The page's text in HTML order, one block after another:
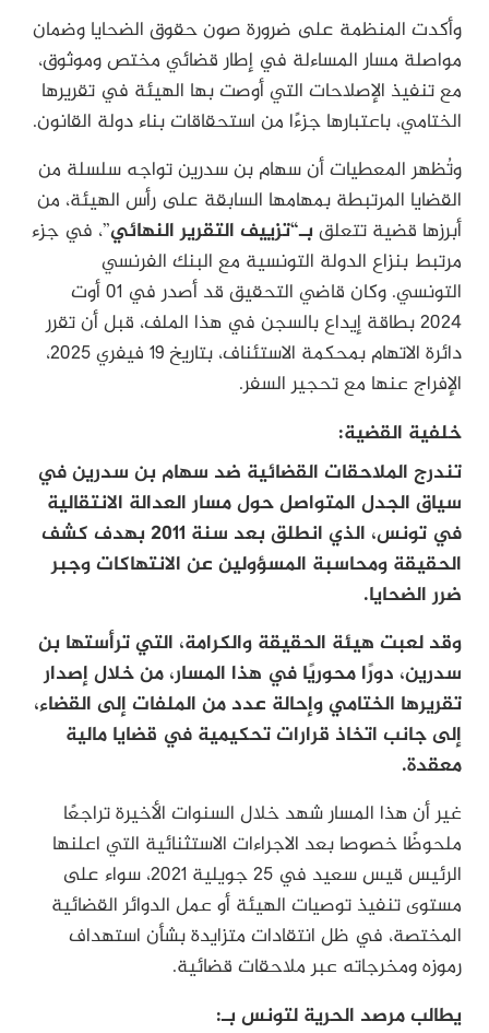
وأكدت المنظمة على ضرورة صون حقوق الضحايا وضمان
مواصلة مسار المساءلة في إطار قضائي مختص وموثوق،
مع تنفيذ الإصلاحات التي أوصت بها الهيئة في تقريرها
الختامي، باعتبارها جزءًا من استحقاقات بناء دولة القانون.
وتُظهر المعطيات أن سهام بن سدرين تواجه سلسلة من
القضايا المرتبطة بمهامها السابقة على رأس الهيئة، من
أبرزها قضية تتعلق بـ“تزييف التقرير النهائي”، في جزء
مرتبط بنزاع الدولة التونسية مع البنك الفرنسي
التونسي. وكان قاضي التحقيق قد أصدر في 01 أوت
2024 بطاقة إيداع بالسجن في هذا الملف، قبل أن تقرر
دائرة الاتهام بمحكمة الاستئناف، بتاريخ 19 فيفري 2025،
الإفراج عنها مع تحجير السفر.
خلفية القضية:
تندرج الملاحقات القضائية ضد سهام بن سدرين في
سياق الجدل المتواصل حول مسار العدالة الانتقالية
في تونس، الذي انطلق بعد سنة 2011 بهدف كشف
الحقيقة ومحاسبة المسؤولين عن الانتهاكات وجبر
ضرر الضحايا.
وقد لعبت هيئة الحقيقة والكرامة، التي ترأستها بن
سدرين، دورًا محوريًا في هذا المسار، من خلال إصدار
تقريرها الختامي وإحالة عدد من الملفات إلى القضاء،
إلى جانب اتخاذ قرارات تحكيمية في قضايا مالية
معقدة.
غير أن هذا المسار شهد خلال السنوات الأخيرة تراجعًا
ملحوظًا خصوصا بعد الاجراءات الاستثنائية التي اعلنها
الرئيس قيس سعيد في 25 جويلية 2021، سواء على
مستوى تنفيذ توصيات الهيئة أو عمل الدوائر القضائية
المختصة، في ظل انتقادات متزايدة بشأن استهداف
رموزه ومخرجاته عبر ملاحقات قضائية.
يطالب مرصد الحرية لتونس بـ: